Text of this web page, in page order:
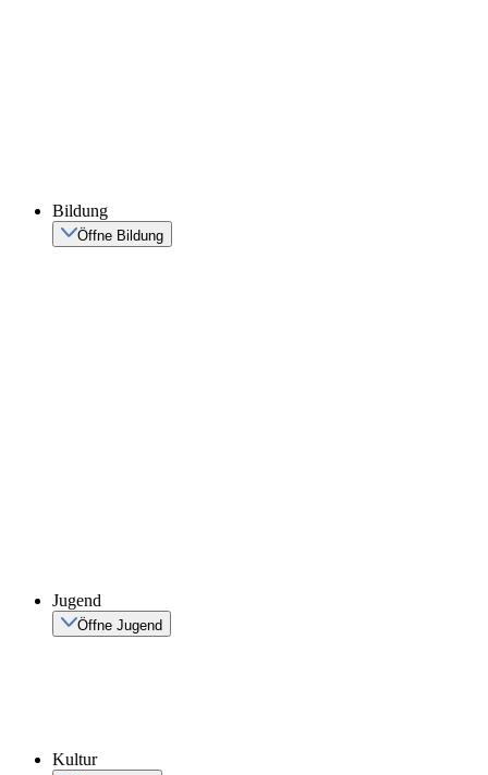
Bildung
Öffne Bildung
Jugend
Öffne Jugend
Kultur